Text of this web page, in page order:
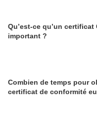
Qu’est-ce qu’un
important ?
Combien de temps pour
certificat de conformité